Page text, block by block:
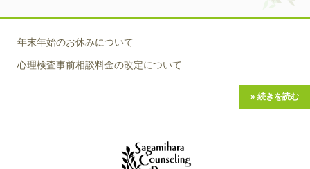
年末年始のお休みについて
心理検査事前相談料金の改定について
» 続きを読む